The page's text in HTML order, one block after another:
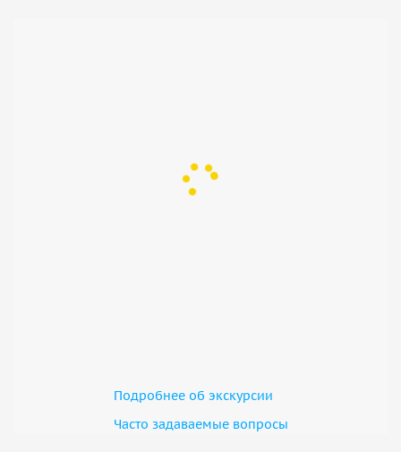
АК-47 и карабинов. Завершением поездки станет
остановка в ресторане «SOL Cu Chi» и посещение
Подробнее об экскурсии
Часто задаваемые вопросы